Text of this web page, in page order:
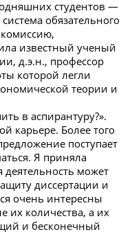
студентов —
обязательного
известный ученый
д.э.н., профессор
которой легли
теории и
в аспирантуру?».
карьере. Более того
поступает
Я приняла
деятельность может
диссертации и
очень интересны
их количества, а их
и бесконечный